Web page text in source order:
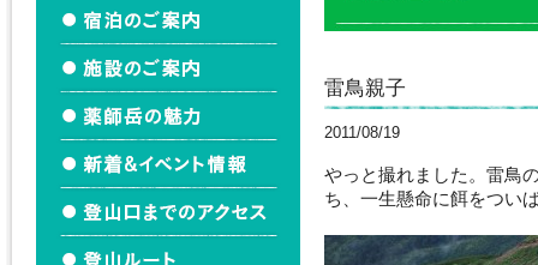
雷鳥親子
2011/08/19
やっと撮れました。雷鳥
ち、一生懸命に餌をつい